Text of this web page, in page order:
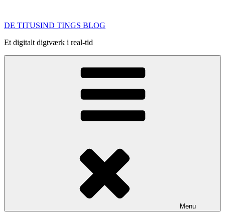
indhold
DE TITUSIND TINGS BLOG
Et digitalt digtværk i real-tid
Menu